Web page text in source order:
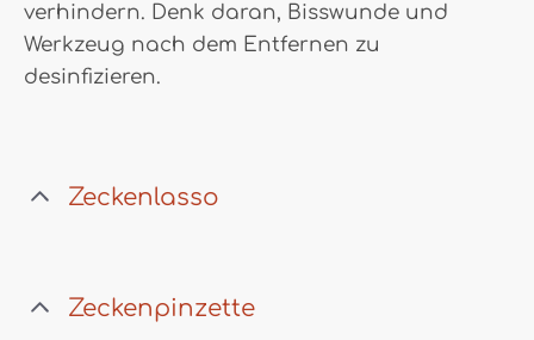
verhindern. Denk daran, Bisswunde und
Werkzeug nach dem Entfernen zu
desinfizieren.
Zeckenlasso
Zeckenpinzette